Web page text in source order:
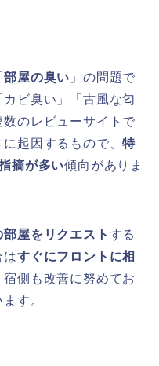
部屋の臭い 」の問題で
ビ臭い」「古風な匂
のレビューサイトで
に起因するもので、特
摘が多い傾向がありま
部屋をリクエスト する
はすぐにフロントに相
側も改善に努めてお
す。